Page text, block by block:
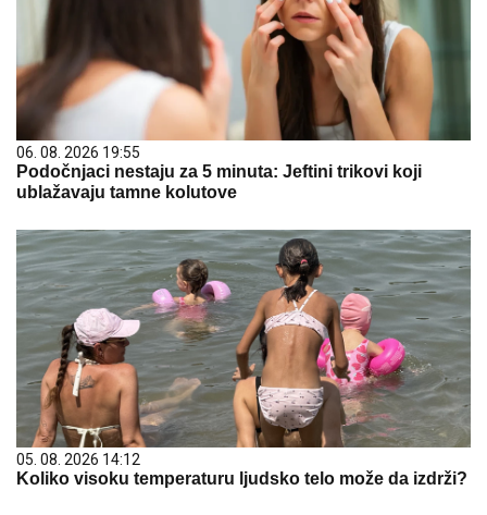
06. 08. 2026 19:55
Podočnjaci nestaju za 5 minuta: Jeftini trikovi koji
ublažavaju tamne kolutove
05. 08. 2026 14:12
Koliko visoku temperaturu ljudsko telo može da izdrži?